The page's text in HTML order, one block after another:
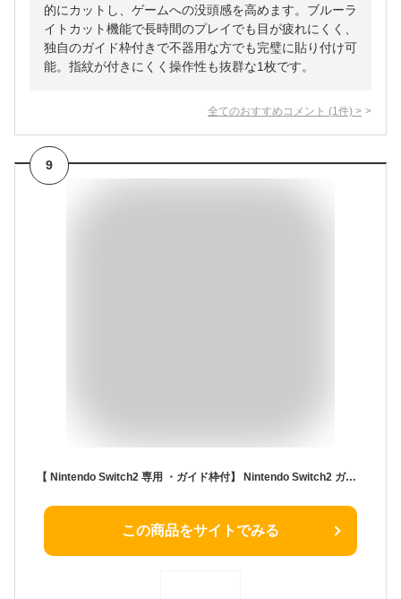
的にカットし、ゲームへの没頭感を高めます。ブルーラ
イトカット機能で長時間のプレイでも目が疲れにくく、
独自のガイド枠付きで不器用な方でも完璧に貼り付け可
能。指紋が付きにくく操作性も抜群な1枚です。
全てのおすすめコメント (1 件) >
9
【 Nintendo Switch2 専用 ・ガイド枠付】 Nintendo Switch2 ガラスフィルム マット アンチグレア 保護フィルム 任天堂 スイッチ2 フィルム 強化ガラス 液晶フィルム Switch2 フィウメ 簡単貼り 画面保護 強化ガラスフィルム 10H 反射防止 貼るピタ マジック 貼り方
この商品をサイトでみる